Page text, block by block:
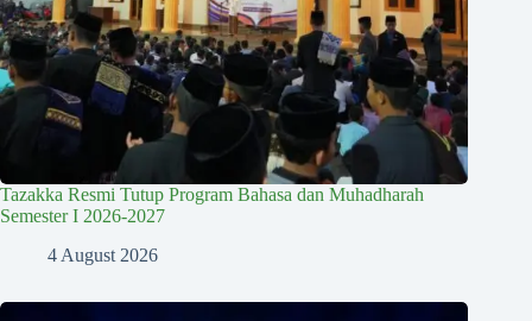
Tazakka Resmi Tutup Program Bahasa dan Muhadharah
Semester I 2026-2027
4 August 2026